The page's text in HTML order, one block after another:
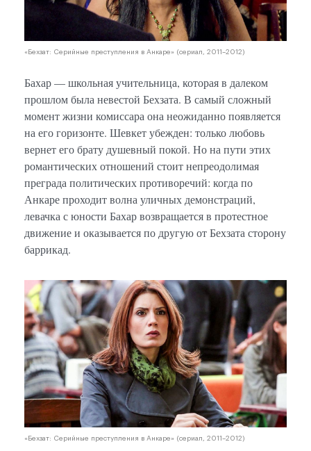
«Бехзат: Серийные преступления в Анкаре» (сериал, 2011–2012)
Бахар — школьная учительница, которая в далеком
прошлом была невестой Бехзата. В самый сложный
момент жизни комиссара она неожиданно появляется
на его горизонте. Шевкет убежден: только любовь
вернет его брату душевный покой. Но на пути этих
романтических отношений стоит непреодолимая
преграда политических противоречий: когда по
Анкаре проходит волна уличных демонстраций,
левачка с юности Бахар возвращается в протестное
движение и оказывается по другую от Бехзата сторону
баррикад.
«Бехзат: Серийные преступления в Анкаре» (сериал, 2011–2012)